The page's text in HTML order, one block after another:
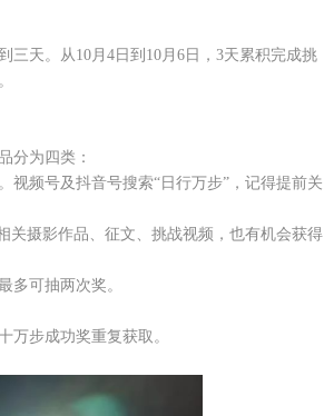
天。从10月4日到10月6日，3天累积完成挑
分为四类：
视频号及抖音号搜索“日行万步”，记得提前关
关摄影作品、征文、挑战视频，也有机会获得
多可抽两次奖。
万步成功奖重复获取。